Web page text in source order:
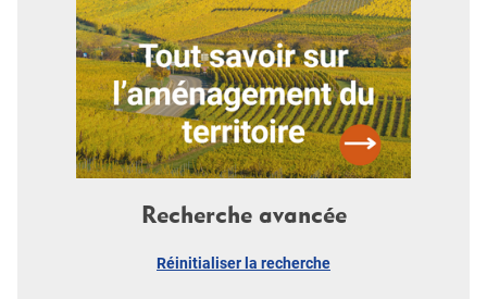
Recherche avancée
Réinitialiser la recherche